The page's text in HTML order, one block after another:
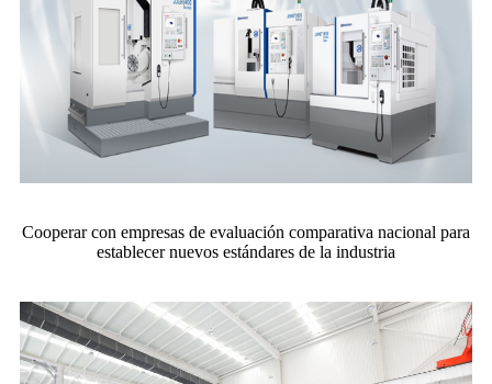
Cooperar con empresas de evaluación comparativa nacional para
establecer nuevos estándares de la industria